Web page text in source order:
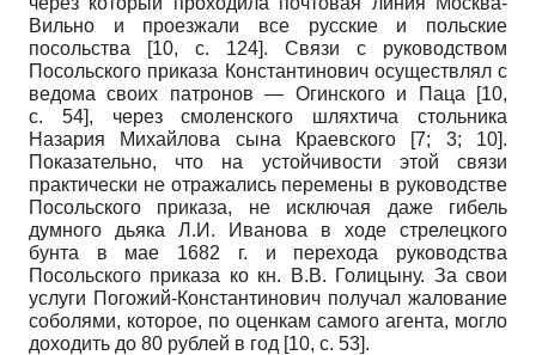
Вильно и проезжали все русские и польские
посольства
[10, с. 124]. Связи с руководством
Посольского приказа Константинович осуществлял с
ведома своих патронов — Огинского и Паца
[10,
с. 54], через смоленского шляхтича стольника
Назария Михайлова сына Краевского [7; 3; 10].
Показательно, что на устойчивости этой связи
практически не отражались перемены в руководстве
Посольского приказа, не исключая даже гибель
думного дьяка Л.И. Иванова в ходе стрелецкого
бунта в мае 1682 г. и перехода руководства
Посольского приказа ко кн. В.В. Голицыну. За свои
услуги Погожий-Константинович получал жалование
соболями, которое, по оценкам самого агента, могло
доходить до 80 рублей в год [10, с. 53].